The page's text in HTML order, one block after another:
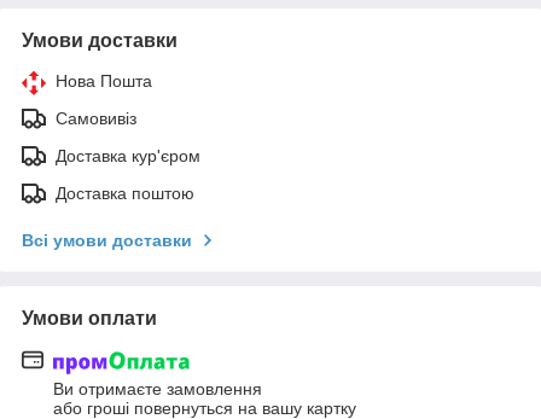
Умови доставки
Нова Пошта
Самовивіз
Доставка кур'єром
Доставка поштою
Всі умови доставки
Умови оплати
Ви отримаєте замовлення
або гроші повернуться на вашу картку